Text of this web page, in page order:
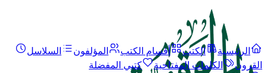
الرئيسية الكتب أقسام الكتب المؤلفون
السلاسل
القرون
الكلمات المفتاحية
كتبي المفضلة